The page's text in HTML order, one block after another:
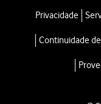
Privacidade
Continuidade